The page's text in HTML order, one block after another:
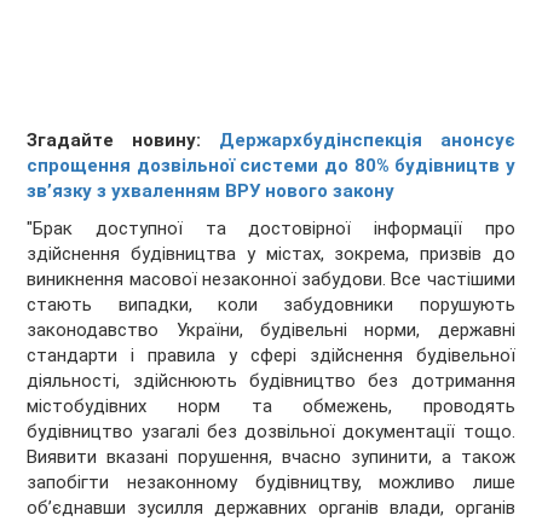
Згадайте новину: Держархбудінспекція анонсує
спрощення дозвільної системи до 80% будівництв у
зв’язку з ухваленням ВРУ нового закону
"Брак доступної та достовірної інформації про
здійснення будівництва у містах, зокрема, призвів до
виникнення масової незаконної забудови. Все частішими
стають випадки, коли забудовники порушують
законодавство України, будівельні норми, державні
стандарти і правила у сфері здійснення будівельної
діяльності, здійснюють будівництво без дотримання
містобудівних норм та обмежень, проводять
будівництво узагалі без дозвільної документації тощо.
Виявити вказані порушення, вчасно зупинити, а також
запобігти незаконному будівництву, можливо лише
об’єднавши зусилля державних органів влади, органів